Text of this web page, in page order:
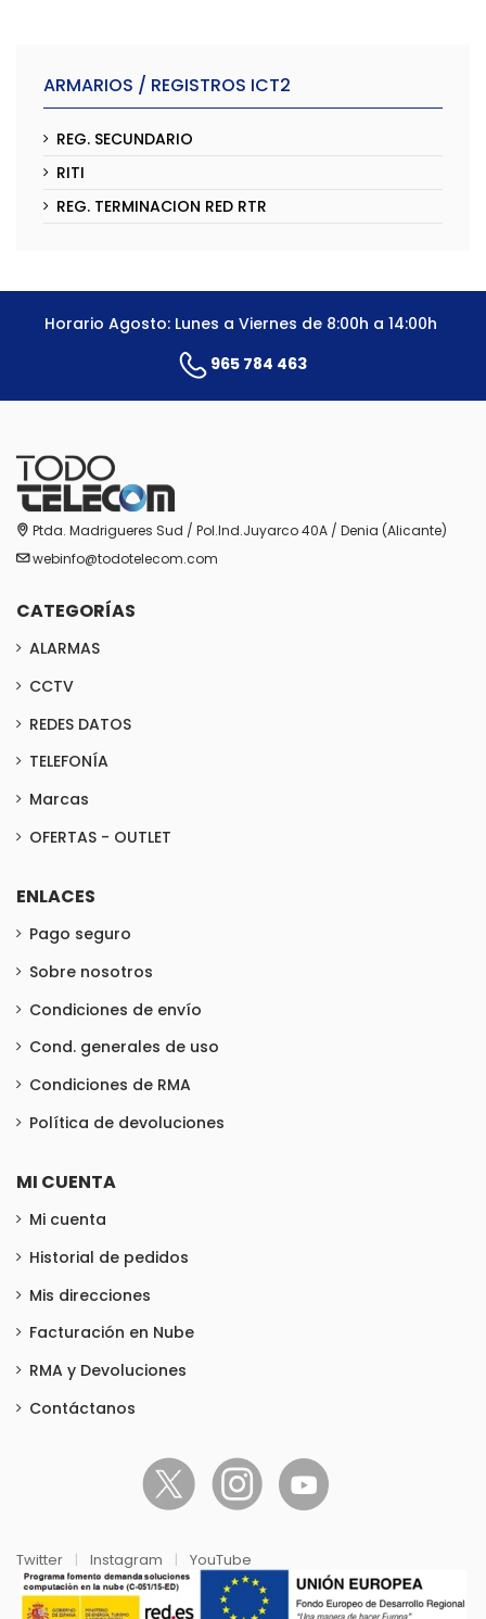
ARMARIOS / REGISTROS ICT2
REG. SECUNDARIO
RITI
REG. TERMINACION RED RTR
Horario Agosto: Lunes a Viernes de 8:00h a 14:00h
965 784 463
Ptda. Madrigueres Sud / Pol.Ind.Juyarco 40A / Denia (Alicante)
webinfo@todotelecom.com
CATEGORÍAS
ALARMAS
CCTV
REDES DATOS
TELEFONÍA
Marcas
OFERTAS - OUTLET
ENLACES
Pago seguro
Sobre nosotros
Condiciones de envío
Cond. generales de uso
Condiciones de RMA
Política de devoluciones
MI CUENTA
Mi cuenta
Historial de pedidos
Mis direcciones
Facturación en Nube
RMA y Devoluciones
Contáctanos
Twitter | Instagram | YouTube